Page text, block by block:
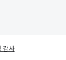
감사